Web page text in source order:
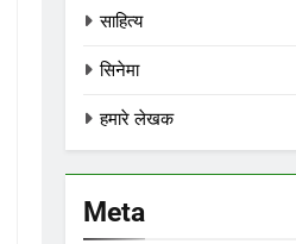
साहित्य
सिनेमा
हमारे लेखक
Meta